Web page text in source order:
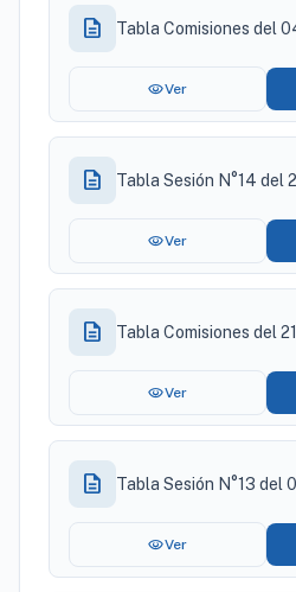
description Tabla Comisiones del
visibilityVer
description Tabla Sesión N°14 del
visibilityVer
description Tabla Comisiones del
visibilityVer
description Tabla Sesión N°13 del
visibilityVer